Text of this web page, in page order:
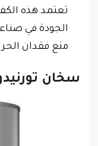
تعتمد هذه
الجودة في
منع فقدان
سخان تورنيدو كهرباء